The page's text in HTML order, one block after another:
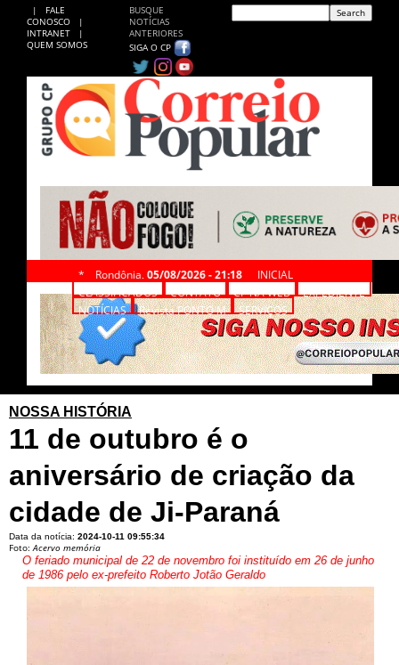
|
FALE
CONOSCO
|
INTRANET
|
QUEM SOMOS
BUSQUE
NOTÍCIAS
ANTERIORES
SIGA O CP
* Rondônia, 05/08/2026 - 21:18
INICIAL
CLASSIFICADOS
CONTATO CP NA WEB
EXPEDIENTE
NOTÍCIAS
Revista PONTO M SERVIÇOS
NOSSA HISTÓRIA
11 de outubro é o
aniversário de criação da
cidade de Ji-Paraná
Data da notícia: 2024-10-11 09:55:34
Foto:Acervo memória
O feriado municipal de 22 de novembro foi instituído em 26 de junho
de 1986 pelo ex-prefeito Roberto Jotão Geraldo